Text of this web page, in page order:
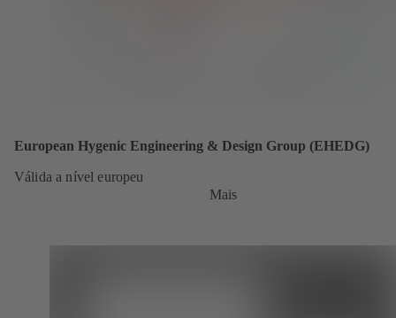
European Hygenic Engineering & Design Group (EHEDG)
Válida a nível europeu
Mais